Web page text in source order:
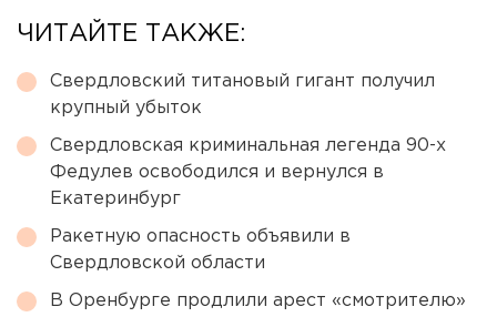
ЧИТАЙТЕ ТАКЖЕ:
Свердловский титановый гигант получил
крупный убыток
Свердловская криминальная легенда 90-х
Федулев освободился и вернулся в
Екатеринбург
Ракетную опасность объявили в
Свердловской области
В Оренбурге продлили арест «смотрителю»